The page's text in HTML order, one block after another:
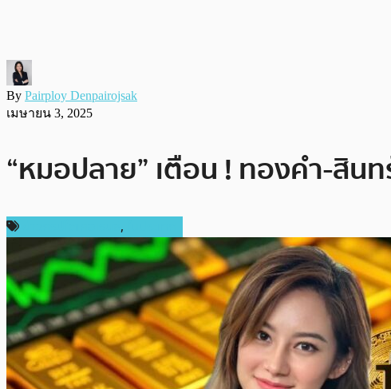
By Pairploy Denpairojsak
เมษายน 3, 2025
“หมอปลาย” เตือน ! ทองคำ-สิน
,